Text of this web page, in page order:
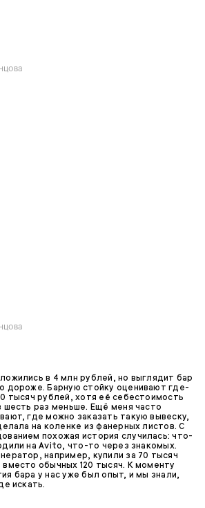
в 4 млн рублей, но выглядит бар
дороже. Барную стойку оценивают где-
тысяч рублей, хотя её себестоимость
шесть раз меньше. Ещё меня часто
где можно заказать такую вывеску,
на коленке из фанерных листов. С
похожая история случилась: что-
на Avito, что-то через знакомых.
например, купили за 70 тысяч
вместо обычных 120 тысяч. К моменту
бара у нас уже был опыт, и мы знали,
искать.